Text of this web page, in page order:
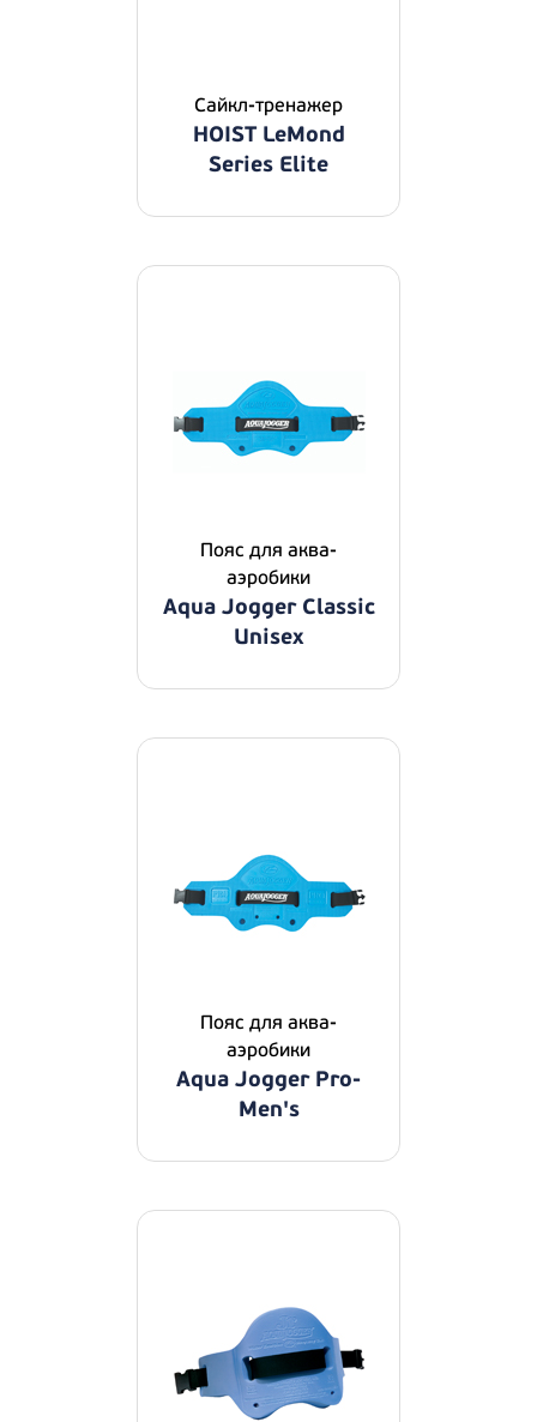
Сайкл-тренажер
HOIST LeMond
Series Elite
Пояс для аква-
аэробики
Aqua Jogger Classic
Unisex
Пояс для аква-
аэробики
Aqua Jogger Pro-
Men's